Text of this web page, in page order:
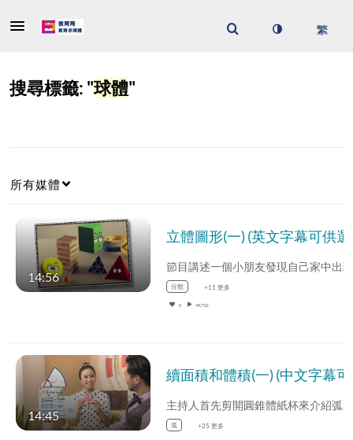
搜尋標籤: "球體"
所有媒體
14:56
分類 +11 更多
0 49,710
14:45
弧 +25 更多